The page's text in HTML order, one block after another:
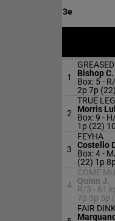
3e
1
Bishop C.
Box: 5 -
2p 7p
2
TRUE
Morris
Box: 9 -
1p (22)
3
FEYHA
Costello
Box: 4 -
(22) 1p
4
COME
Quinn J. -
R/3 - 61
7p 3p 5p
FAIR